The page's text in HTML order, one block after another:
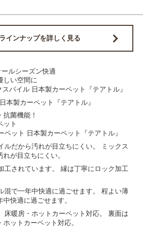
インナップを詳しく見る
ルシーズン快適
しい空間に
菌機能！
ット
ミックス
が目立ちにくい。
縁は丁寧にロック加工
程よい薄
快適に過ごせます。
裏面は
ットカーペット対応。